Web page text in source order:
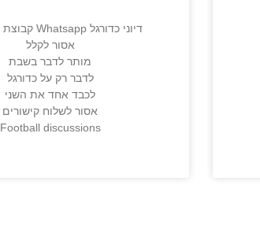
דיוני כדורגל Whatsapp קבוצת וואטסאפ
אסור לקלל
מותר לדבר בשבת
לדבר רק על כדורגל
לכבד אחד את השני
אסור לשלוח קישורים
Football discussions